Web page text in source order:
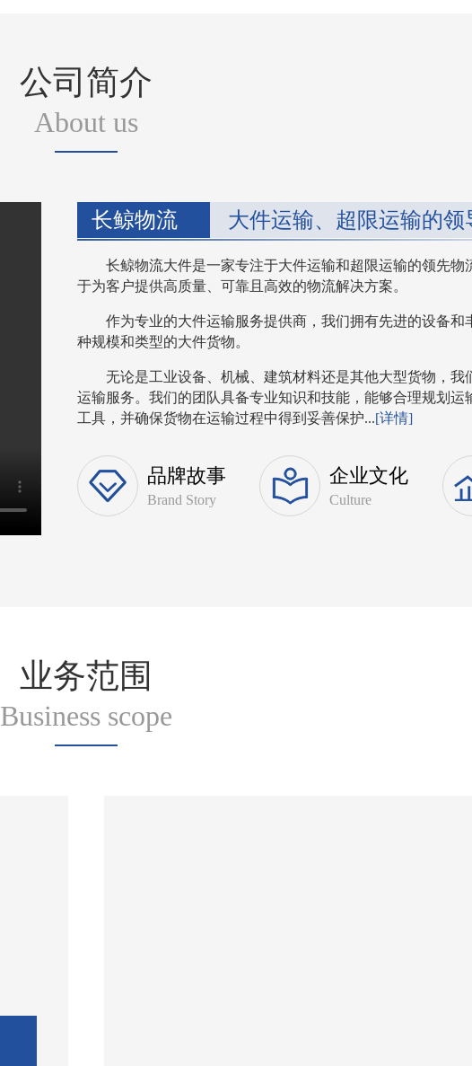
公司简介
About us
长鲸物流 大件运输、超限运输的领
长鲸物流大件是一家专注于大件运输和超限运输的领先物
于为客户提供高质量、可靠且高效的物流解决方案。
作为专业的大件运输服务提供商，我们拥有先进的设备和
种规模和类型的大件货物。
无论是工业设备、机械、建筑材料还是其他大型货物，我
运输服务。我们的团队具备专业知识和技能，能够合理规划运
工具，并确保货物在运输过程中得到妥善保护...[详情]
品牌故事
Brand Story
企业文化
Culture
业务范围
Business scope